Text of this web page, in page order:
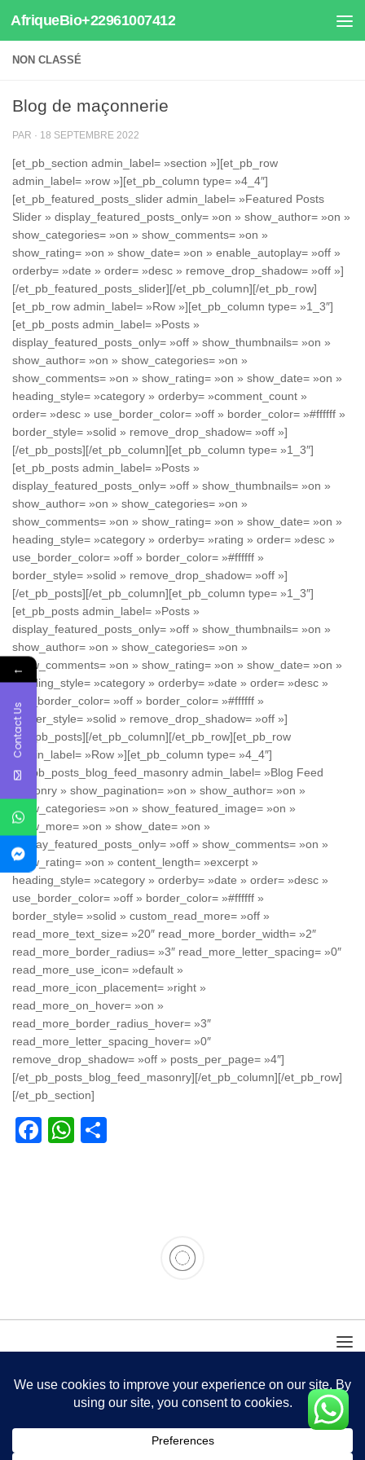
Au dessous du contenu
AfriqueBio+22961007412
NON CLASSÉ
Blog de maçonnerie
PAR · 18 SEPTEMBRE 2022
[et_pb_section admin_label= »section »][et_pb_row
admin_label= »row »][et_pb_column type= »4_4″]
[et_pb_featured_posts_slider admin_label= »Featured Posts
Slider » display_featured_posts_only= »on » show_author= »on »
show_categories= »on » show_comments= »on »
show_rating= »on » show_date= »on » enable_autoplay= »off »
orderby= »date » order= »desc » remove_drop_shadow= »off »]
[/et_pb_featured_posts_slider][/et_pb_column][/et_pb_row]
[et_pb_row admin_label= »Row »][et_pb_column type= »1_3″]
[et_pb_posts admin_label= »Posts »
display_featured_posts_only= »off » show_thumbnails= »on »
show_author= »on » show_categories= »on »
show_comments= »on » show_rating= »on » show_date= »on »
heading_style= »category » orderby= »comment_count »
order= »desc » use_border_color= »off » border_color= »#ffffff »
border_style= »solid » remove_drop_shadow= »off »]
[/et_pb_posts][/et_pb_column][et_pb_column type= »1_3″]
[et_pb_posts admin_label= »Posts »
display_featured_posts_only= »off » show_thumbnails= »on »
show_author= »on » show_categories= »on »
show_comments= »on » show_rating= »on » show_date= »on »
heading_style= »category » orderby= »rating » order= »desc »
use_border_color= »off » border_color= »#ffffff »
border_style= »solid » remove_drop_shadow= »off »]
[/et_pb_posts][/et_pb_column][et_pb_column type= »1_3″]
[et_pb_posts admin_label= »Posts »
display_featured_posts_only= »off » show_thumbnails= »on »
show_author= »on » show_categories= »on »
show_comments= »on » show_rating= »on » show_date= »on »
heading_style= »category » orderby= »date » order= »desc »
use_border_color= »off » border_color= »#ffffff »
border_style= »solid » remove_drop_shadow= »off »]
[/et_pb_posts][/et_pb_column][/et_pb_row][et_pb_row
admin_label= »Row »][et_pb_column type= »4_4″]
[et_pb_posts_blog_feed_masonry admin_label= »Blog Feed
Masonry » show_pagination= »on » show_author= »on »
show_categories= »on » show_featured_image= »on »
show_more= »on » show_date= »on »
display_featured_posts_only= »off » show_comments= »on »
show_rating= »on » content_length= »excerpt »
heading_style= »category » orderby= »date » order= »desc »
use_border_color= »off » border_color= »#ffffff »
border_style= »solid » custom_read_more= »off »
read_more_text_size= »20″ read_more_border_width= »2″
read_more_border_radius= »3″ read_more_letter_spacing= »0″
read_more_use_icon= »default »
read_more_icon_placement= »right »
read_more_on_hover= »on »
read_more_border_radius_hover= »3″
read_more_letter_spacing_hover= »0″
remove_drop_shadow= »off » posts_per_page= »4″]
[/et_pb_posts_blog_feed_masonry][/et_pb_column][/et_pb_row]
[/et_pb_section]
Facebook
WhatsApp
←
Contact Us